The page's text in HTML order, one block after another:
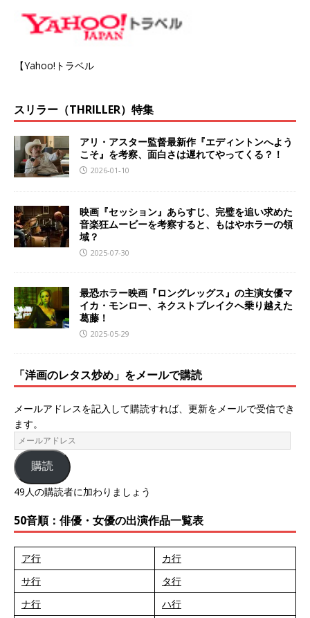
【Yahoo!トラベル
スリラー（THRILLER）特集
アリ・アスター監督最新作『エディントンへよう
こそ』を考察、面白さは遅れてやってくる？！
2026-01-10
映画『セッション』あらすじ、完璧を追い求めた
音楽狂ムービーを考察すると、もはやホラーの領
域？
2025-07-30
最恐ホラー映画『ロングレッグス』の主演女優マ
イカ・モンロー、ネクストブレイクへ乗り越えた
葛藤！
2025-05-29
「洋画のレタス炒め」をメールで購読
メールアドレスを記入して購読すれば、更新をメールで受信でき
ます。
購読
49人の購読者に加わりましょう
50音順：俳優・女優の出演作品一覧表
ア行
カ行
サ行
タ行
ナ行
ハ行